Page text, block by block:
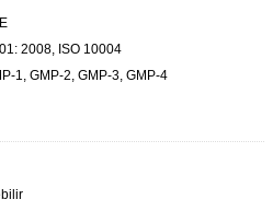
2008, ISO 10004
1, GMP-2, GMP-3, GMP-4